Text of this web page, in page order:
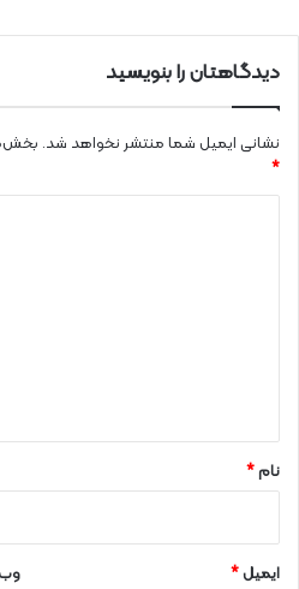
دیدگاهتان را بنویسید
نشانی ایمیل شما منتشر نخواهد شد.
*
نام*
ایمیل*